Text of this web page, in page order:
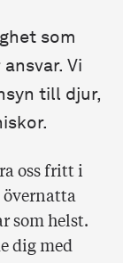
som
Vi
till djur,
oss fritt i
övernatta
som helst.
dig med